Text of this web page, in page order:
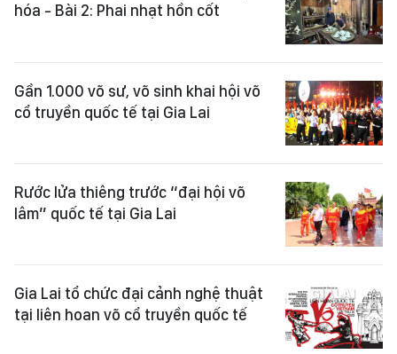
hóa - Bài 2: Phai nhạt hồn cốt
Gần 1.000 võ sư, võ sinh khai hội võ
cổ truyền quốc tế tại Gia Lai
Rước lửa thiêng trước “đại hội võ
lâm” quốc tế tại Gia Lai
Gia Lai tổ chức đại cảnh nghệ thuật
tại liên hoan võ cổ truyền quốc tế